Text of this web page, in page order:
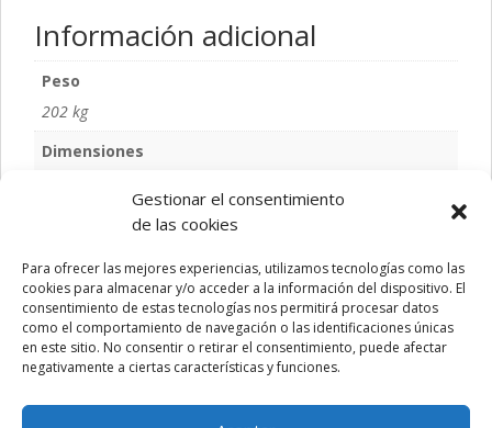
Gestionar el consentimiento
de las cookies
Para ofrecer las mejores experiencias, utilizamos tecnologías como las
cookies para almacenar y/o acceder a la información del dispositivo. El
consentimiento de estas tecnologías nos permitirá procesar datos
como el comportamiento de navegación o las identificaciones únicas
en este sitio. No consentir o retirar el consentimiento, puede afectar
negativamente a ciertas características y funciones.
Información adicional
Peso
202 kg
Dimensiones
Color
NEGRO